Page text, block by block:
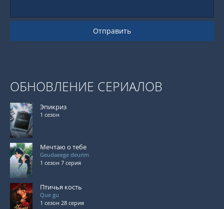
Отправить
ОБНОВЛЕНИЕ СЕРИАЛОВ
Эпикриз
1 сезон
Мечтаю о тебе
Geudaeege deurim
1 сезон 7 серия
Птичья кость
Que gu
1 сезон 28 серия